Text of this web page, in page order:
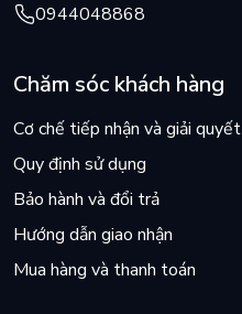
0944048868
Chăm sóc khách hàng
Cơ chế tiếp nhận và giải quyết
Quy định sử dụng
Bảo hành và đổi trả
Hướng dẫn giao nhận
Mua hàng và thanh toán